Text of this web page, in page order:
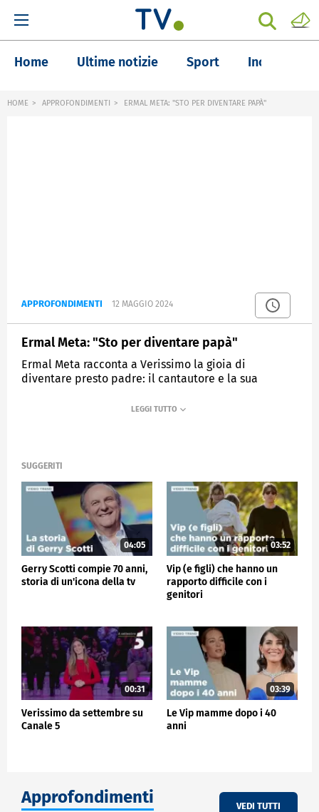
Home Ultime notizie Sport Inchieste
HOME APPROFONDIMENTI ERMAL META: "STO PER DIVENTARE PAPÀ"
APPROFONDIMENTI 12 MAGGIO 2024
Ermal Meta: "Sto per diventare papà"
Ermal Meta racconta a Verissimo la gioia di
diventare presto padre: il cantautore e la sua
chiamerà Fortuna Marie.
SUGGERITI
04:05
Gerry Scotti compie 70 anni,
storia di un'icona della tv
03:52
Vip (e figli) che hanno un
rapporto difficile con i
genitori
00:31
Verissimo da settembre su
Canale 5
03:39
Le Vip mamme dopo i 40
anni
Approfondimenti VEDI TUTTI